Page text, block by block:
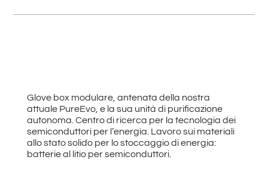
Glove box modulare, antenata della nostra
attuale PureEvo, e la sua unità di purificazione
autonoma. Centro di ricerca per la tecnologia dei
semiconduttori per l’energia. Lavoro sui materiali
allo stato solido per lo stoccaggio di energia:
batterie al litio per semiconduttori.